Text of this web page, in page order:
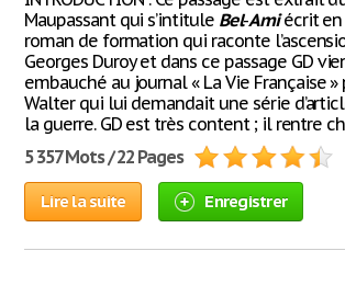
Maupassant qui s’intitule Bel-Amiécrit en
roman de formation qui raconte
Georges Duroy et dans ce passage GD
embauché au journal « La Vie Française »
Walter qui lui demandait une série
la guerre. GD est très content ; il rentre
5 357 Mots / 22 Pages
Lire la suite Enregistrer